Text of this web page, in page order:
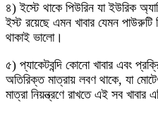
৪) ইস্টে থাকে পিউরিন যা ইউরিক
ইস্ট রয়েছে এমন খাবার যেমন পাউরুটি
থাকাই ভালো।
৫) প্যাকেটবন্দি কোনো খাবার এবং
অতিরিক্ত মাত্রায় লবণ থাকে, যা
মাত্রা নিয়ন্ত্রণে রাখতে এই সব খাবার